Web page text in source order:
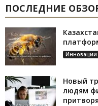
ПОСЛЕДНИЕ
Инновации
Новый
людям